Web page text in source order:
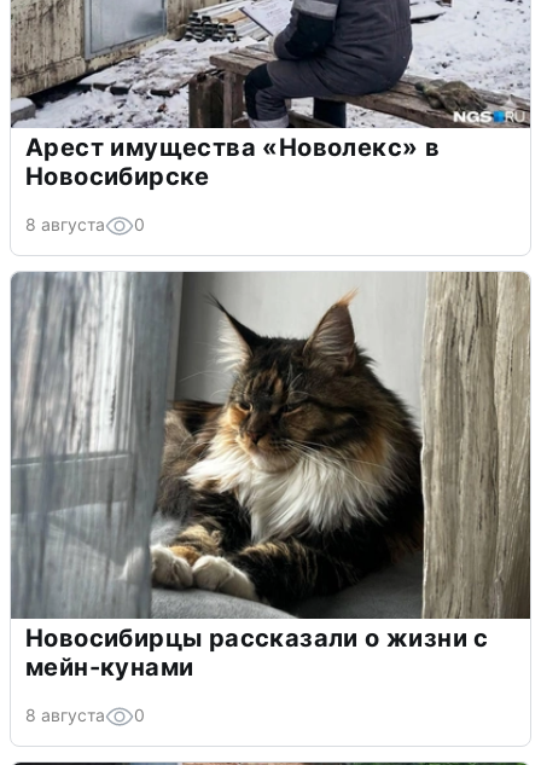
Арест имущества «Новолекс» в
Новосибирске
8 августа 0
Новосибирцы рассказали о жизни с
мейн-кунами
8 августа 0